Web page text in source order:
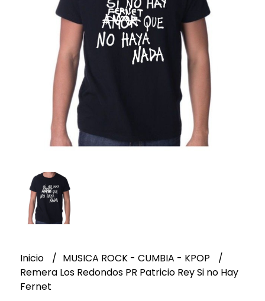
Inicio
MUSICA ROCK - CUMBIA - KPOP
Remera Los Redondos PR Patricio Rey Si no Hay
Fernet